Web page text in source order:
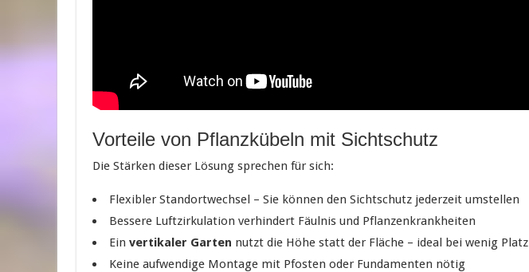
Vorteile von Pflanzkübeln mit Sichtschutz
Die Stärken dieser Lösung sprechen für sich:
Flexibler Standortwechsel – Sie können den Sichtschutz jederzeit umstellen
Bessere Luftzirkulation verhindert Fäulnis und Pflanzenkrankheiten
Ein vertikaler Garten nutzt die Höhe statt der Fläche – ideal bei wenig Platz
Keine aufwendige Montage mit Pfosten oder Fundamenten nötig